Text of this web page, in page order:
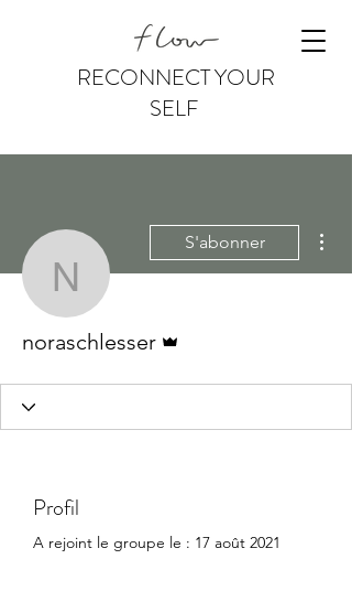
RECONNECT YOUR
SELF
noraschlesser
S'abonner
noraschlesser
Profil
A rejoint le groupe le : 17 août 2021